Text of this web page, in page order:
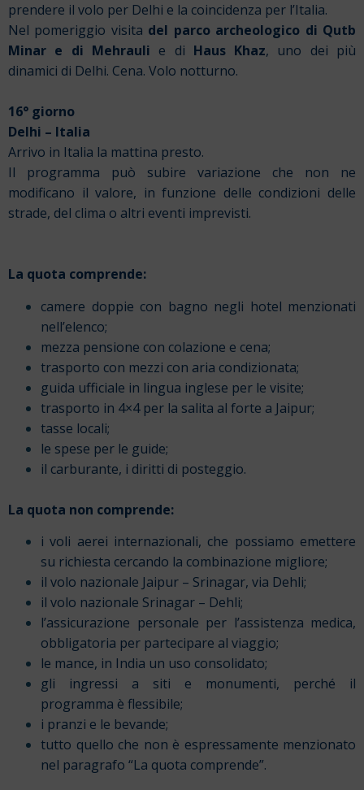
prendere il volo per Delhi e la coincidenza per l’Italia.
Nel pomeriggio visita del parco archeologico di Qutb
Minar e di Mehrauli e di Haus Khaz, uno dei più
dinamici di Delhi. Cena. Volo notturno.
16° giorno
Delhi – Italia
Arrivo in Italia la mattina presto.
Il programma può subire variazione che non ne
modificano il valore, in funzione delle condizioni delle
strade, del clima o altri eventi imprevisti.
La quota comprende:
camere doppie con bagno negli hotel menzionati
nell’elenco;
mezza pensione con colazione e cena;
trasporto con mezzi con aria condizionata;
guida ufficiale in lingua inglese per le visite;
trasporto in 4×4 per la salita al forte a Jaipur;
tasse locali;
le spese per le guide;
il carburante, i diritti di posteggio.
La quota non comprende:
i voli aerei internazionali, che possiamo emettere
su richiesta cercando la combinazione migliore;
il volo nazionale Jaipur – Srinagar, via Dehli;
il volo nazionale Srinagar – Dehli;
l’assicurazione personale per l’assistenza medica,
obbligatoria per partecipare al viaggio;
le mance, in India un uso consolidato;
gli ingressi a siti e monumenti, perché il
programma è flessibile;
i pranzi e le bevande;
tutto quello che non è espressamente menzionato
nel paragrafo “La quota comprende”.